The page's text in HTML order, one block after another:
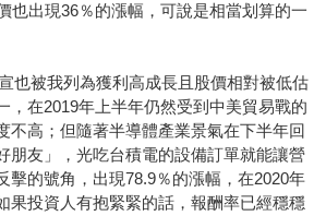
也出現36％的漲幅，可說是相當划算的一
也被我列為獲利高成長且股價相對被低估
，在2019年上半年仍然受到中美貿易戰的
不高；但隨著半導體產業景氣在下半年回
朋友」，光吃台積電的設備訂單就能讓營
擊的號角，出現78.9％的漲幅，在2020年
果投資人有抱緊緊的話，報酬率已經穩穩